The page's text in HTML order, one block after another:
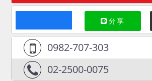
分享
0982-707-303
02-2500-0075